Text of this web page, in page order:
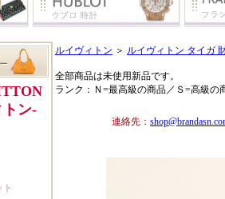
ルイヴィトン ＞ ルイヴィトン タイガ
全部商品は未使用新品です。
ランク：Ｎ=最高級の商品／Ｓ=高級の
連絡先：